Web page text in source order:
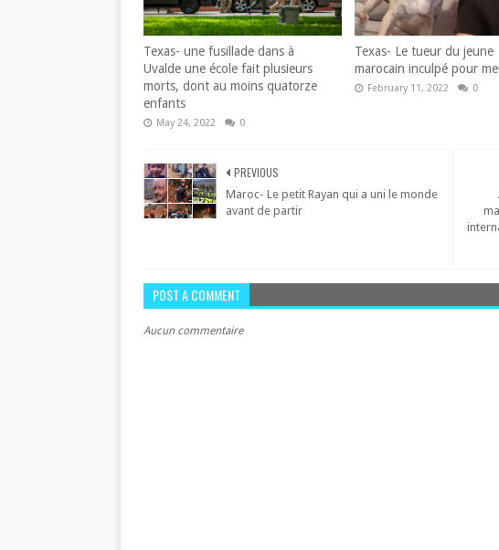
Texas- une fusillade dans à
Uvalde une école fait plusieurs
morts, dont au moins quatorze
enfants
May 24, 2022 0
Texas- Le tueur du jeune
marocain inculpé pour
February 11, 2022 0
PREVIOUS
Maroc- Le petit Rayan qui a uni le monde
avant de partir
POST A COMMENT
Aucun commentaire